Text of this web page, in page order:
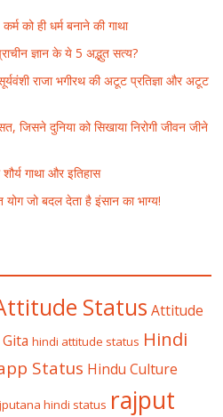
को ही धर्म बनाने की गाथा
ज्ञान के ये 5 अद्भुत सत्य?
राजा भगीरथ की अटूट प्रतिज्ञा और अटूट
जिसने दुनिया को सिखाया निरोगी जीवन जीने
गाथा और इतिहास
जो बदल देता है इंसान का भाग्य!
Status Attitude
hindi attitude status Hindi
Status Hindu Culture
hindi status rajput